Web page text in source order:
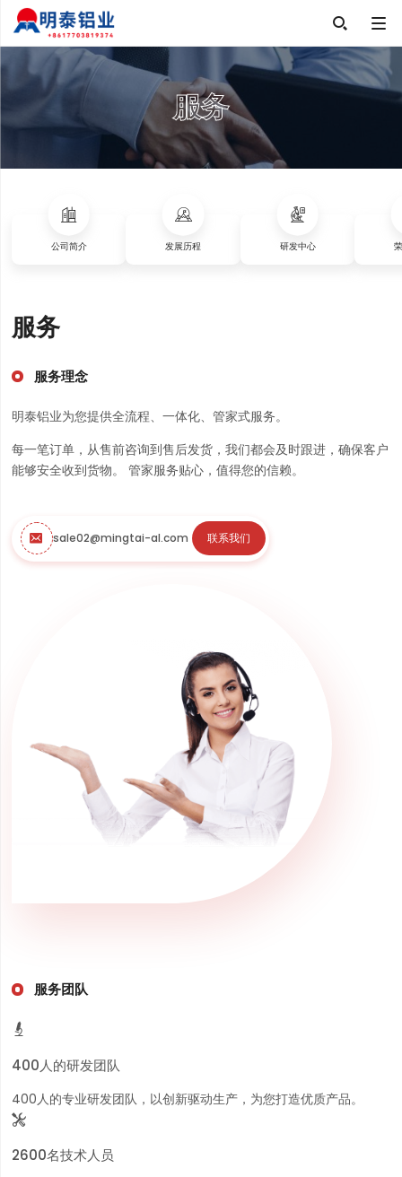

服务
公司简介 发展历程 研发中心
服务
服务理念
明泰铝业为您提供全流程、一体化、管家式服务。
每一笔订单，从售前咨询到售后发货，我们都会及时跟进，确保客户
能够安全收到货物。 管家服务贴心，值得您的信赖。
sale02@mingtai-al.com 联系我们
服务团队

400人的研发团队
400人的专业研发团队，以创新驱动生产，为您打造优质产品。

2600名技术人员